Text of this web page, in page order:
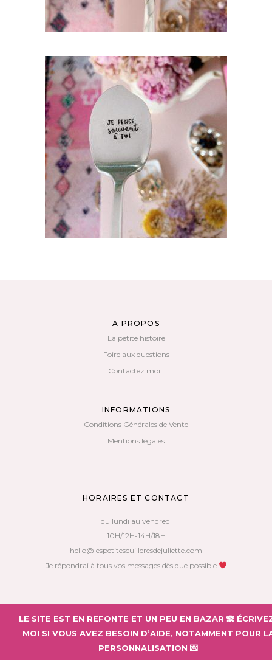
CUILLÈRE À DESSERT GRAVÉE VINTAGE : JE
PENSE SOUVENT À TOI
35,00
AJOUTER AU PANIER
A PROPOS
La petite histoire
Foire aux questions
Contactez moi !
INFORMATIONS
Conditions Générales de Vente
Mentions légales
HORAIRES ET CONTACT
du lundi au vendredi
10H/12H-14H/18H
hello@lespetitescuilleresdejuliette.com
Je répondrai à tous vos messages dès que possible
Copyright 2018 – Les Petites Cuillères de Juliette